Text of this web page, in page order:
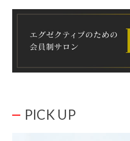
PICK UP